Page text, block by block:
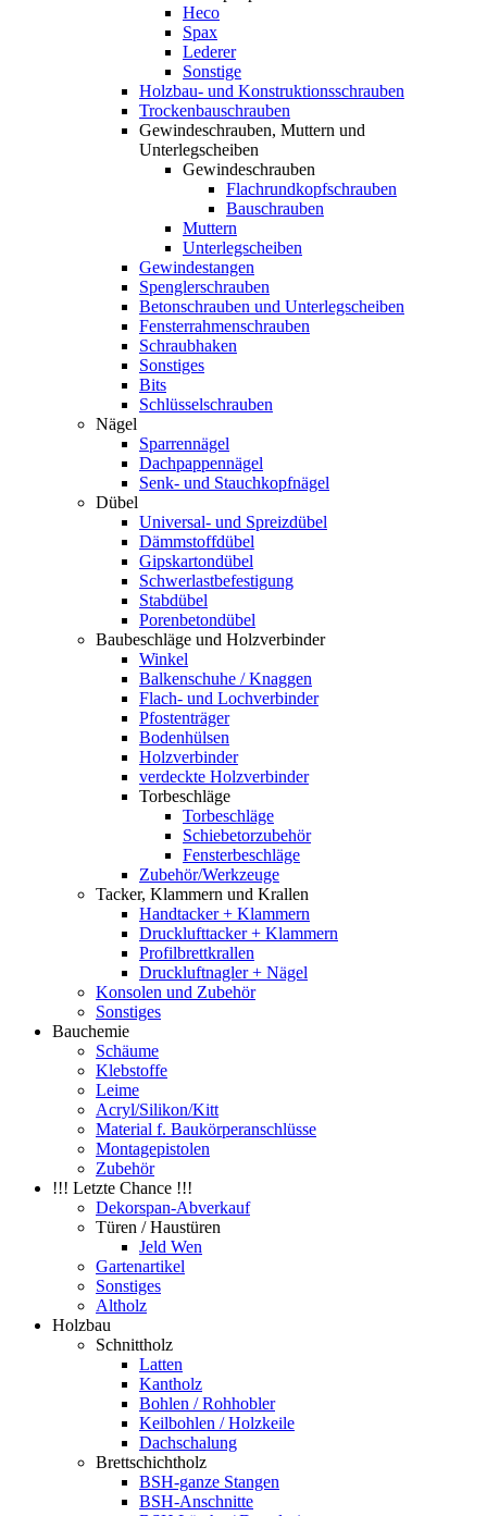
Heco
Spax
Lederer
Sonstige
Holzbau- und Konstruktionsschrauben
Trockenbauschrauben
Gewindeschrauben, Muttern und
Unterlegscheiben
Gewindeschrauben
Flachrundkopfschrauben
Bauschrauben
Muttern
Unterlegscheiben
Gewindestangen
Spenglerschrauben
Betonschrauben und Unterlegscheiben
Fensterrahmenschrauben
Schraubhaken
Sonstiges
Bits
Schlüsselschrauben
Nägel
Sparrennägel
Dachpappennägel
Senk- und Stauchkopfnägel
Dübel
Universal- und Spreizdübel
Dämmstoffdübel
Gipskartondübel
Schwerlastbefestigung
Stabdübel
Porenbetondübel
Baubeschläge und Holzverbinder
Winkel
Balkenschuhe / Knaggen
Flach- und Lochverbinder
Pfostenträger
Bodenhülsen
Holzverbinder
verdeckte Holzverbinder
Torbeschläge
Torbeschläge
Schiebetorzubehör
Fensterbeschläge
Zubehör/Werkzeuge
Tacker, Klammern und Krallen
Handtacker + Klammern
Drucklufttacker + Klammern
Profilbrettkrallen
Druckluftnagler + Nägel
Konsolen und Zubehör
Sonstiges
Bauchemie
Schäume
Klebstoffe
Leime
Acryl/Silikon/Kitt
Material f. Baukörperanschlüsse
Montagepistolen
Zubehör
!!! Letzte Chance !!!
Dekorspan-Abverkauf
Türen / Haustüren
Jeld Wen
Gartenartikel
Sonstiges
Altholz
Holzbau
Schnittholz
Latten
Kantholz
Bohlen / Rohhobler
Keilbohlen / Holzkeile
Dachschalung
Brettschichtholz
BSH-ganze Stangen
BSH-Anschnitte